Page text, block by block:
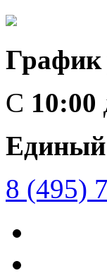
График
C 10:00
Единый
8 (495)